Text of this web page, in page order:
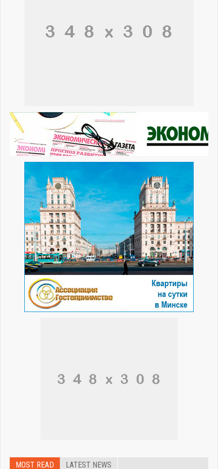
MOST READ LATEST NEWS